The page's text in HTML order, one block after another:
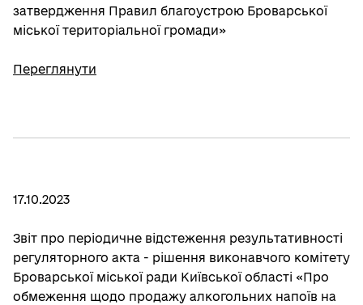
затвердження Правил благоустрою Броварської
міської територіальної громади»
Переглянути
17.10.2023
Звіт про періодичне відстеження результативності
регуляторного акта - рішення виконавчого комітету
Броварської міської ради Київської області «Про
обмеження щодо продажу алкогольних напоїв на